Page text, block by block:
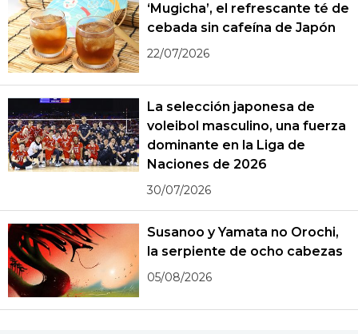
‘Mugicha’, el refrescante té de
cebada sin cafeína de Japón
22/07/2026
La selección japonesa de
voleibol masculino, una fuerza
dominante en la Liga de
Naciones de 2026
30/07/2026
Susanoo y Yamata no Orochi,
la serpiente de ocho cabezas
05/08/2026